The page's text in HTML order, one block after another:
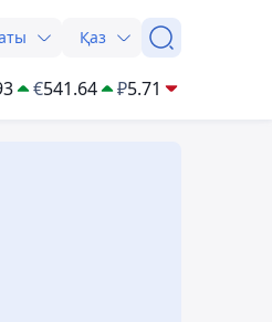
Қаз
€541.64 ₽5.71